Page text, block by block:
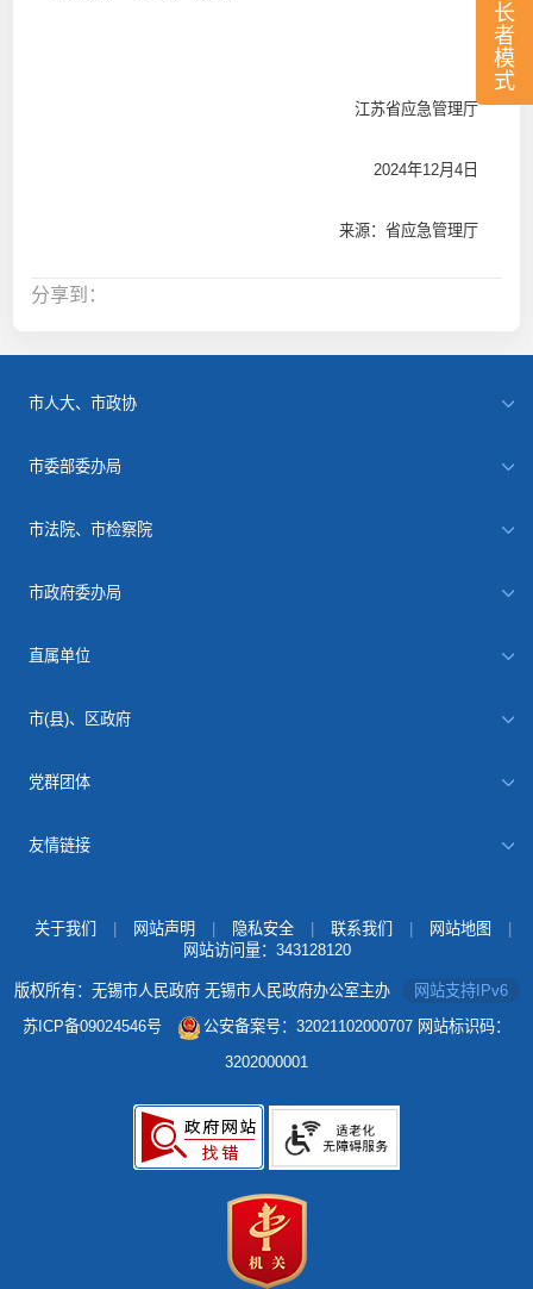
长
者
模
式
江苏省应急管理厅
2024年12月4日
来源：省应急管理厅
分享到：
市人大、市政协
市委部委办局
市法院、市检察院
市政府委办局
直属单位
市(县)、区政府
党群团体
友情链接
关于我们 网站声明 隐私安全 联系我们 网站地图
网站访问量： 343128120
版权所有：无锡市人民政府 无锡市人民政府办公室主办
网站支持IPv6
苏ICP备09024546号
公安备案号：32021102000707 网站标识码：
3202000001